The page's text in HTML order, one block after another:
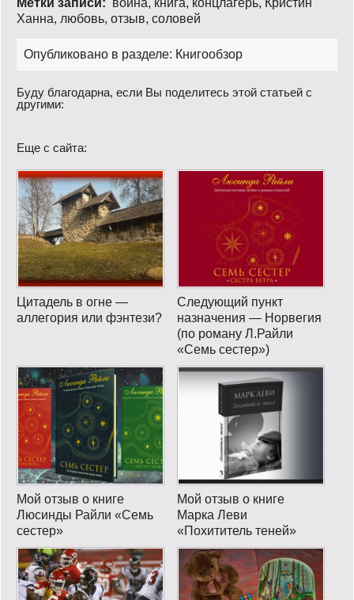
Метки записи: война, книга, концлагерь, Кристин
Ханна, любовь, отзыв, соловей
Опубликовано в разделе: Книгообзор
Буду благодарна, если Вы поделитесь этой статьей с
другими:
Еще с сайта:
Цитадель в огне —
аллегория или фэнтези?
Следующий пункт
назначения — Норвегия
(по роману Л.Райли
«Семь сестер»)
Мой отзыв о книге
Люсинды Райли «Семь
сестер»
Мой отзыв о книге
Марка Леви
«Похититель теней»